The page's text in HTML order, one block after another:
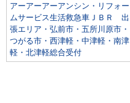
アーアーアーアンシン・リフォー
ムサービス生活救急車ＪＢＲ 出
張エリア・弘前市・五所川原市・
つがる市・西津軽・中津軽・南津
軽・北津軽総合受付